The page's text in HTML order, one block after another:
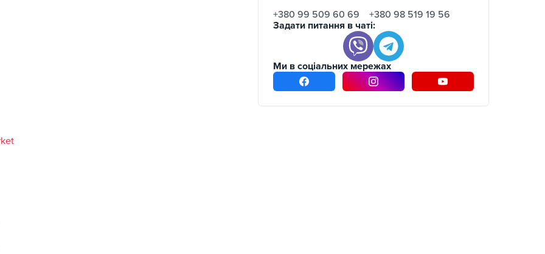
получаете доступ к обширному каталогу
оформления и получения заказа.
- свяжитесь с нами перед оформлением
+380 99 509 60 69
+380 98 519 19 56
Задати питання в чаті:
Ми в соціальних мережах